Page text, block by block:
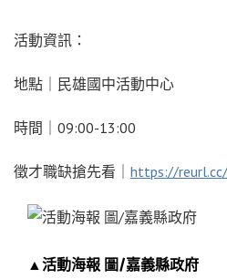
活動資訊：
地點｜民雄國中活動中心
時間｜09:00-13:00
徵才職缺搶先看｜ https://
▲活動海報 圖/嘉義縣政府